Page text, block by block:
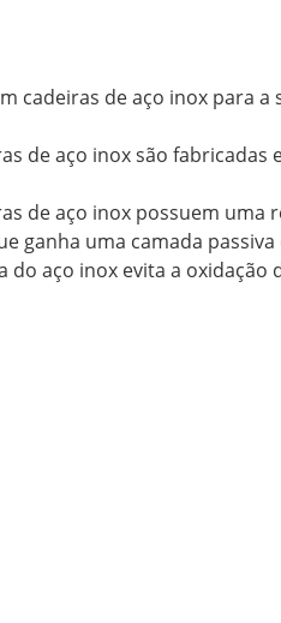
cadeiras de aço inox para a
de aço inoxsão fabricadas
de aço inox possuem uma
ganha uma camada
do aço inox evita a oxidação